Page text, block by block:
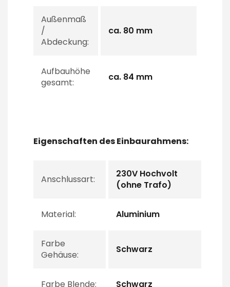
Außenmaß
/
Abdeckung:
ca. 80 mm
Aufbauhöhe
gesamt:
ca. 84 mm
Eigenschaften des Einbaurahmens:
Anschlussart:
230V Hochvolt
(ohne Trafo)
Material: Aluminium
Farbe
Gehäuse:
Schwarz
Farbe Blende: Schwarz